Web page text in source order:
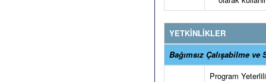
YETKİNLİKLER
Bağımsız Çalışabilme
Program